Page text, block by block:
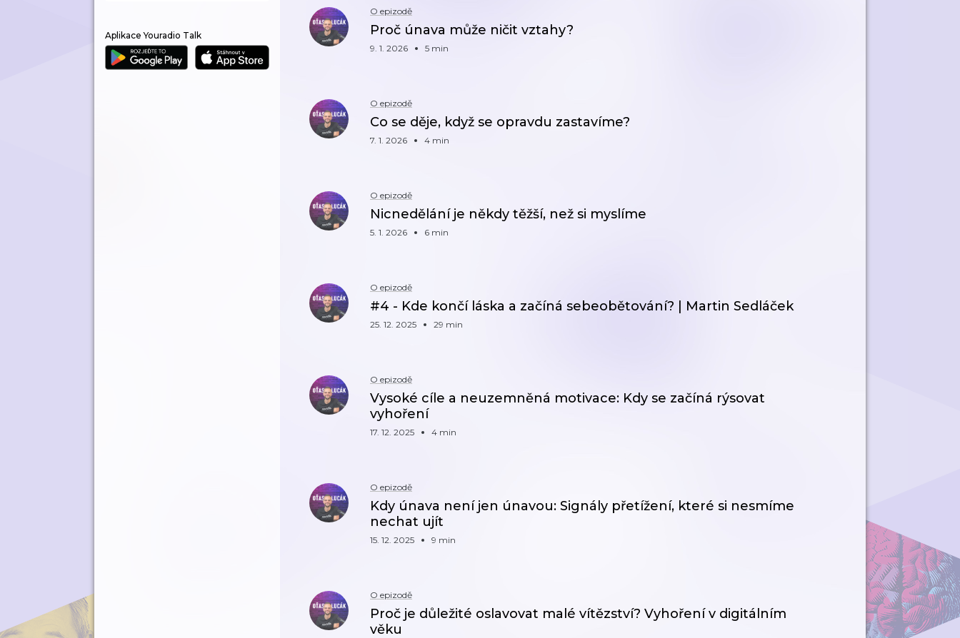
Aplikace Youradio Talk
O epizodě
Proč únava může ničit vztahy?
9. 1. 2026 5 min
O epizodě
Co se děje, když se opravdu zastavíme?
7. 1. 2026 4 min
O epizodě
Nicnedělání je někdy těžší, než si myslíme
5. 1. 2026 6 min
O epizodě
#4 - Kde končí láska a začíná sebeobětování? | Martin Sedláček
25. 12. 2025 29 min
O epizodě
Vysoké cíle a neuzemněná motivace: Kdy se začíná rýsovat
vyhoření
17. 12. 2025 4 min
O epizodě
Kdy únava není jen únavou: Signály přetížení, které si nesmíme
nechat ujít
15. 12. 2025 9 min
O epizodě
Proč je důležité oslavovat malé vítězství? Vyhoření v digitálním
věku